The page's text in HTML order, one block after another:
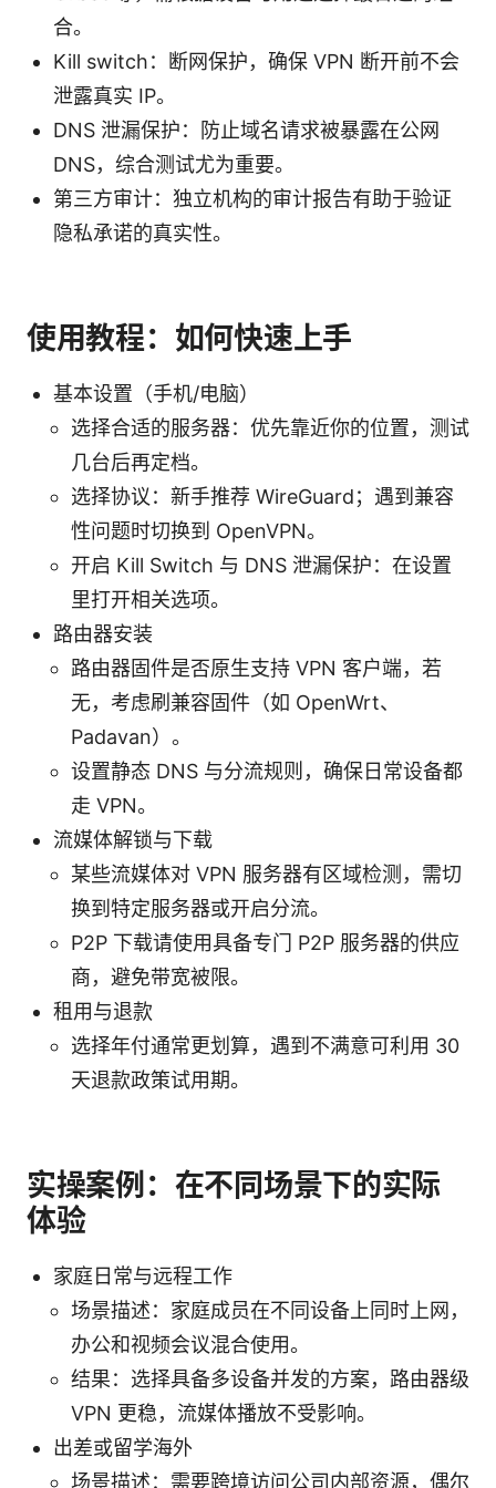
合。
Kill switch：断网保护，确保 VPN 断开前不会
泄露真实 IP。
DNS 泄漏保护：防止域名请求被暴露在公网
DNS，综合测试尤为重要。
第三方审计：独立机构的审计报告有助于验证
隐私承诺的真实性。
使用教程：如何快速上手
基本设置（手机/电脑）
选择合适的服务器：优先靠近你的位置，测试
几台后再定档。
选择协议：新手推荐 WireGuard；遇到兼容
性问题时切换到 OpenVPN。
开启 Kill Switch 与 DNS 泄漏保护：在设置
里打开相关选项。
路由器安装
路由器固件是否原生支持 VPN 客户端，若
无，考虑刷兼容固件（如 OpenWrt、
Padavan）。
设置静态 DNS 与分流规则，确保日常设备都
走 VPN。
流媒体解锁与下载
某些流媒体对 VPN 服务器有区域检测，需切
换到特定服务器或开启分流。
P2P 下载请使用具备专门 P2P 服务器的供应
商，避免带宽被限。
租用与退款
选择年付通常更划算，遇到不满意可利用 30
天退款政策试用期。
实操案例：在不同场景下的实际
体验
家庭日常与远程工作
场景描述：家庭成员在不同设备上同时上网，
办公和视频会议混合使用。
结果：选择具备多设备并发的方案，路由器级
VPN 更稳，流媒体播放不受影响。
出差或留学海外
场景描述：需要跨境访问公司内部资源，偶尔